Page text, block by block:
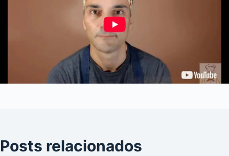
Posts relacionados